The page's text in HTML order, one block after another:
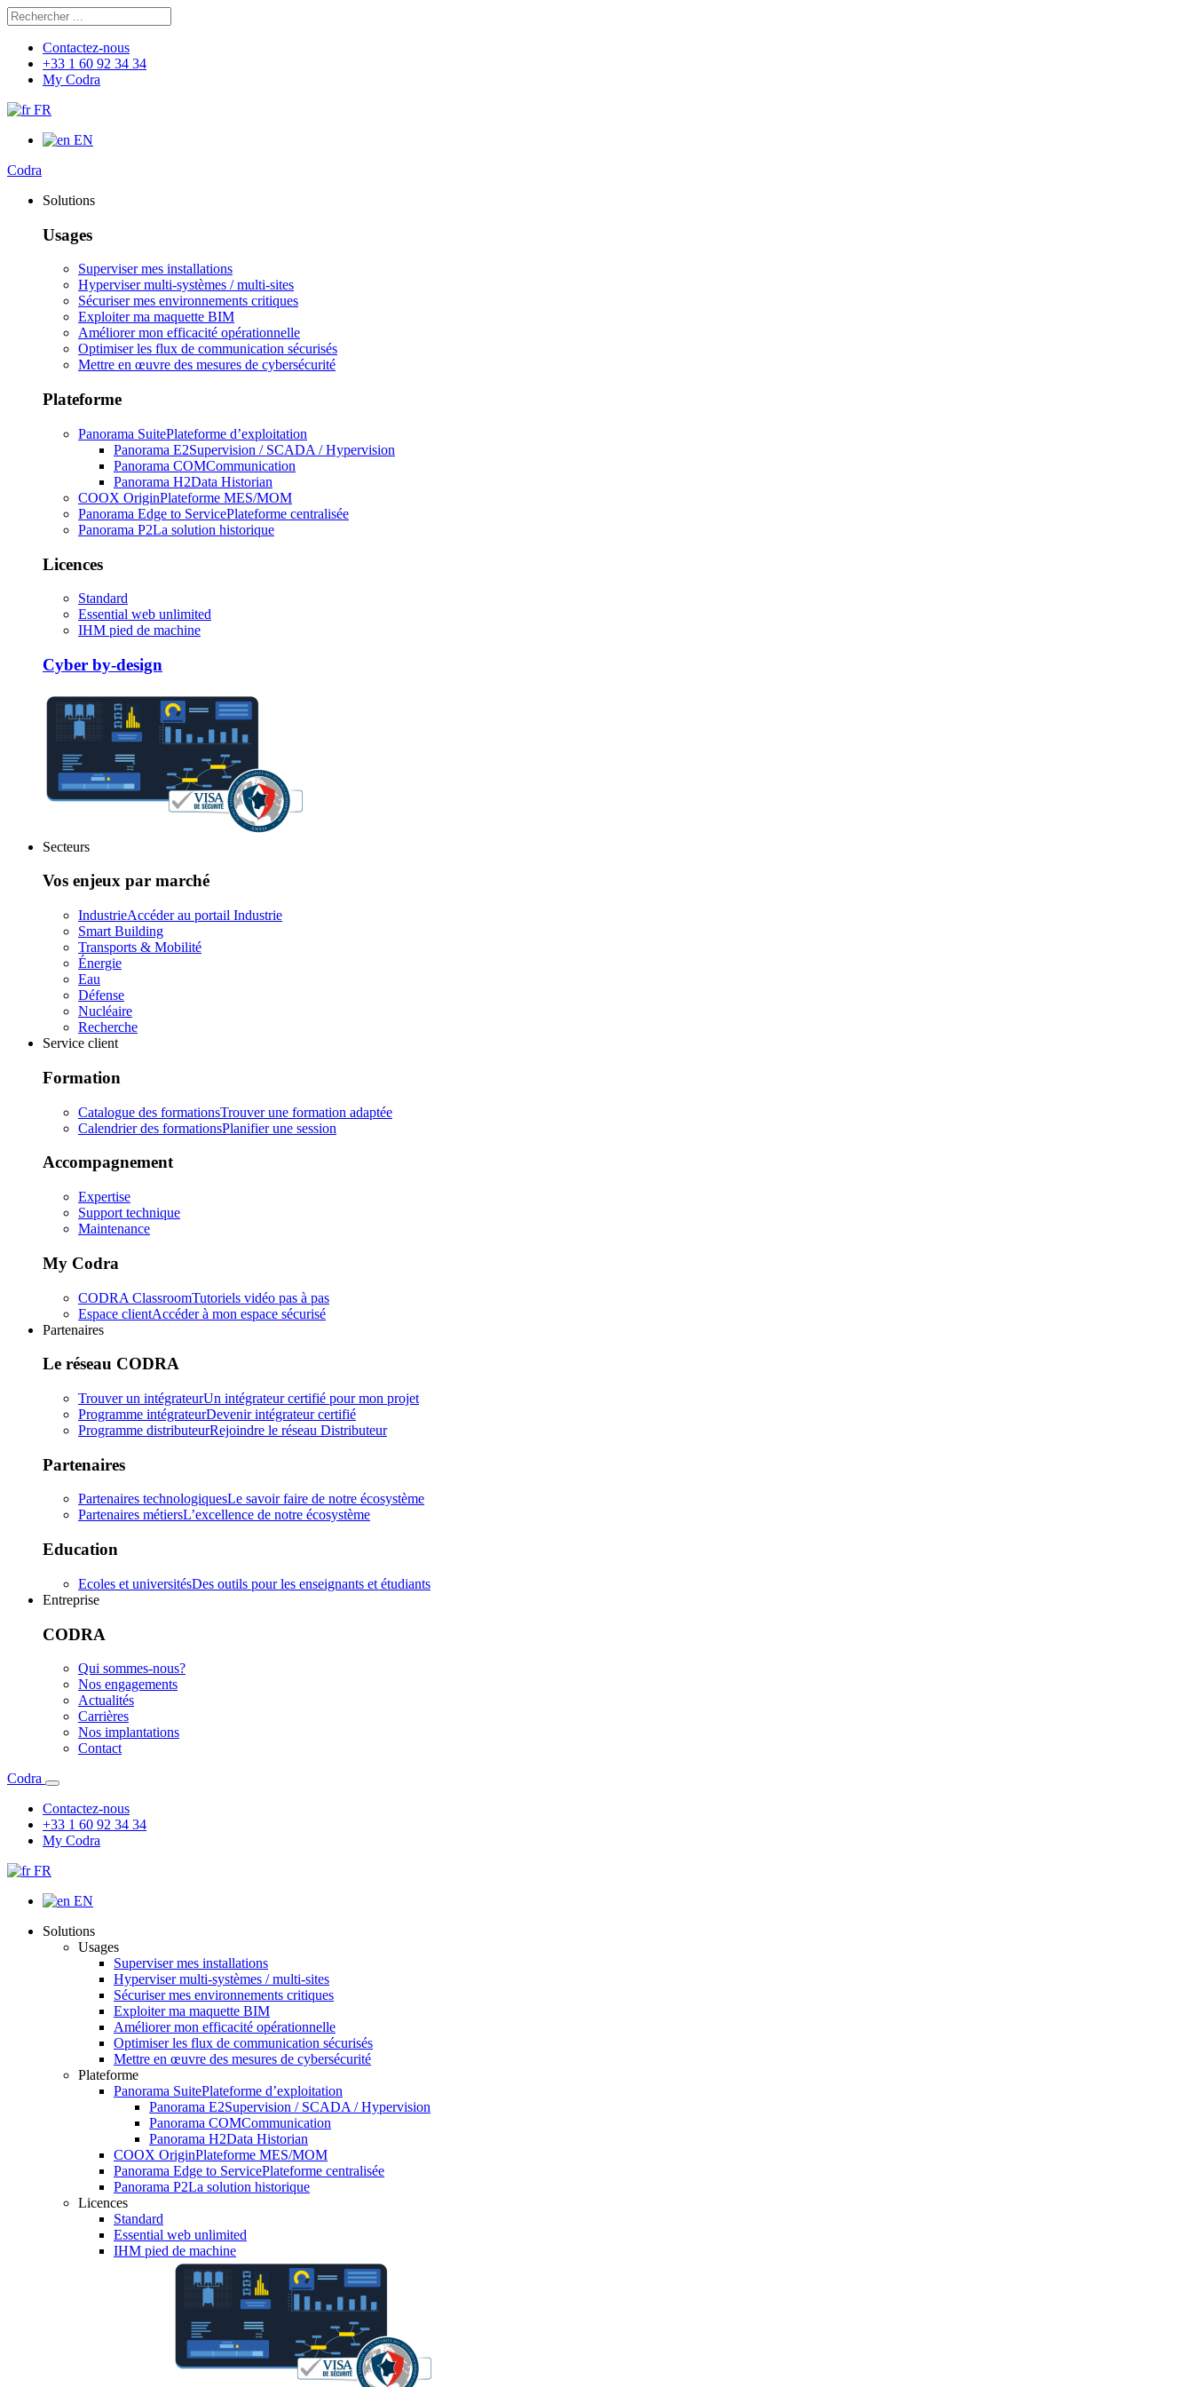
Rechercher
Contactez-nous
+33 1 60 92 34 34
My Codra
FR
EN
Codra
Solutions
Usages
Superviser mes installations
Hyperviser multi-systèmes / multi-sites
Sécuriser mes environnements critiques
Exploiter ma maquette BIM
Améliorer mon efficacité opérationnelle
Optimiser les flux de communication sécurisés
Mettre en œuvre des mesures de cybersécurité
Plateforme
Panorama SuitePlateforme d’exploitation
Panorama E2Supervision / SCADA / Hypervision
Panorama COMCommunication
Panorama H2Data Historian
COOX OriginPlateforme MES/MOM
Panorama Edge to ServicePlateforme centralisée
Panorama P2La solution historique
Licences
Standard
Essential web unlimited
IHM pied de machine
Cyber by-design
Secteurs
Vos enjeux par marché
IndustrieAccéder au portail Industrie
Smart Building
Transports & Mobilité
Énergie
Eau
Défense
Nucléaire
Recherche
Service client
Formation
Catalogue des formationsTrouver une formation adaptée
Calendrier des formationsPlanifier une session
Accompagnement
Expertise
Support technique
Maintenance
My Codra
CODRA ClassroomTutoriels vidéo pas à pas
Espace clientAccéder à mon espace sécurisé
Partenaires
Le réseau CODRA
Trouver un intégrateurUn intégrateur certifié pour mon projet
Programme intégrateurDevenir intégrateur certifié
Programme distributeurRejoindre le réseau Distributeur
Partenaires
Partenaires technologiquesLe savoir faire de notre écosystème
Partenaires métiersL’excellence de notre écosystème
Education
Ecoles et universitésDes outils pour les enseignants et étudiants
Entreprise
CODRA
Qui sommes-nous?
Nos engagements
Actualités
Carrières
Nos implantations
Contact
Codra
Contactez-nous
+33 1 60 92 34 34
My Codra
FR
EN
Solutions
Usages
Superviser mes installations
Hyperviser multi-systèmes / multi-sites
Sécuriser mes environnements critiques
Exploiter ma maquette BIM
Améliorer mon efficacité opérationnelle
Optimiser les flux de communication sécurisés
Mettre en œuvre des mesures de cybersécurité
Plateforme
Panorama SuitePlateforme d’exploitation
Panorama E2Supervision / SCADA / Hypervision
Panorama COMCommunication
Panorama H2Data Historian
COOX OriginPlateforme MES/MOM
Panorama Edge to ServicePlateforme centralisée
Panorama P2La solution historique
Licences
Standard
Essential web unlimited
IHM pied de machine